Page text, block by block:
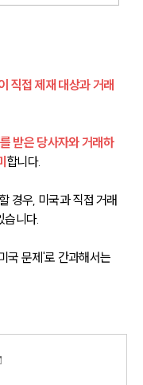
직접 제재 대상과 거래
받은 당사자와 거래하
합니다.
경우, 미국과 직접 거래
습니다.
국 문제'로 간과해서는